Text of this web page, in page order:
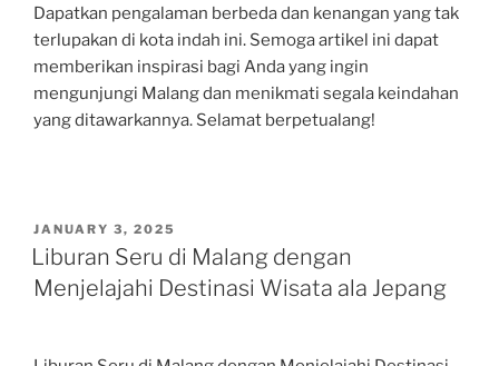
Dapatkan pengalaman berbeda dan kenangan yang tak
terlupakan di kota indah ini. Semoga artikel ini dapat
memberikan inspirasi bagi Anda yang ingin
mengunjungi Malang dan menikmati segala keindahan
yang ditawarkannya. Selamat berpetualang!
POSTED
ON
JANUARY 3, 2025
Liburan Seru di Malang dengan
Menjelajahi Destinasi Wisata ala Jepang